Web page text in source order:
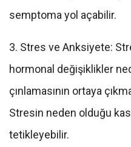
semptoma yol açabilir.
3. Stres ve Anksiyete:
hormonal değişiklikler
çınlamasının ortaya
Stresin neden olduğu
tetikleyebilir.